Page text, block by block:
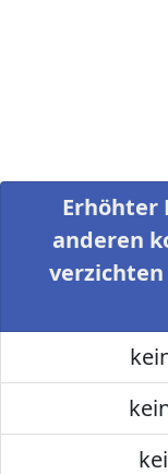
Erhöhter
anderen